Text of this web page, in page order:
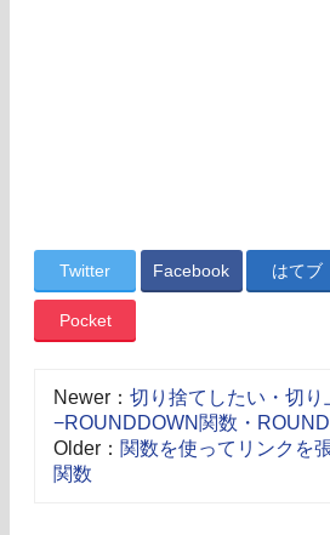
Twitter Facebook はてブ
Pocket
Newer： 切り捨てしたい・切り
−ROUNDDOWN関数・
Older： 関数を使ってリンクを
関数